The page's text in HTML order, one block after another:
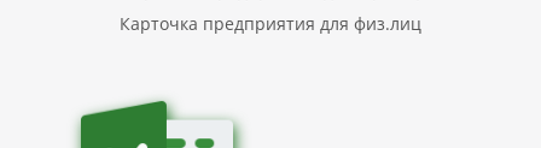
Карточка предприятия для физ.лиц